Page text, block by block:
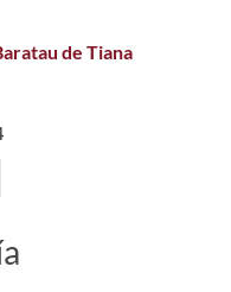
de Tiana
valoración media es de 0